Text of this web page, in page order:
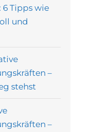
Tipps wie
und
–
stehst
–